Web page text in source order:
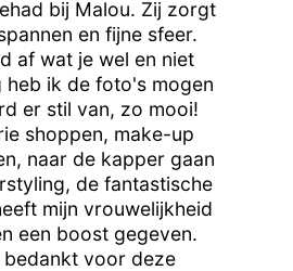
bij Malou. Zij zorgt
en fijne sfeer.
af wat je wel en niet
heb ik de foto's mogen
er stil van, zo mooi!
shoppen, make-up
naar de kapper gaan
de fantastische
mijn vrouwelijkheid
een boost gegeven.
bedankt voor deze